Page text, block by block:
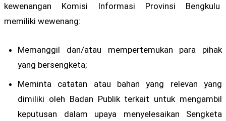
kewenangan Komisi Informasi Provinsi Bengkulu
memiliki wewenang:
Memanggil dan/atau mempertemukan para pihak
yang bersengketa;
Meminta catatan atau bahan yang relevan yang
dimiliki oleh Badan Publik terkait untuk mengambil
keputusan dalam upaya menyelesaikan Sengketa